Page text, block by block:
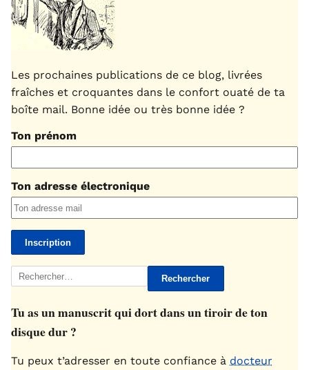
Les prochaines publications de ce blog, livrées
fraîches et croquantes dans le confort ouaté de ta
boîte mail. Bonne idée ou très bonne idée ?
Ton prénom
Ton adresse électronique
Rechercher :
Tu as un manuscrit qui dort dans un tiroir de ton
disque dur ?
Tu peux t’adresser en toute confiance à docteur